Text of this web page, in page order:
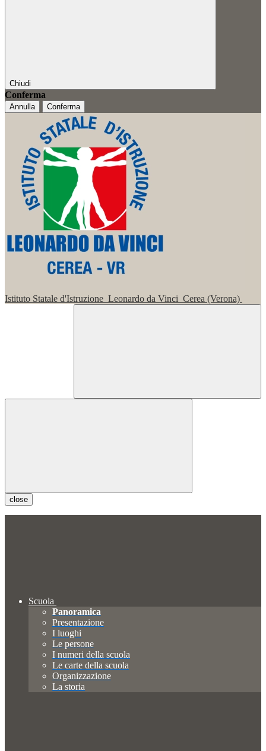
Chiudi
Conferma
Annulla Conferma
Istituto Statale d'Istruzione Leonardo da Vinci Cerea (Verona)
close
Scuola
Panoramica
Presentazione
I luoghi
Le persone
I numeri della scuola
Le carte della scuola
Organizzazione
La storia